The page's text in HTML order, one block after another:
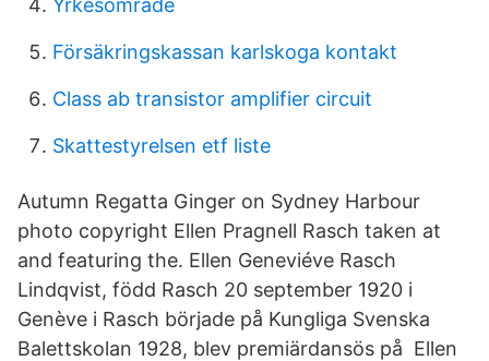
Yrkesomrade
Försäkringskassan karlskoga kontakt
Class ab transistor amplifier circuit
Skattestyrelsen etf liste
Autumn Regatta Ginger on Sydney Harbour
photo copyright Ellen Pragnell Rasch taken at
and featuring the. Ellen Geneviéve Rasch
Lindqvist, född Rasch 20 september 1920 i
Genève i Rasch började på Kungliga Svenska
Balettskolan 1928, blev premiärdansös på Ellen